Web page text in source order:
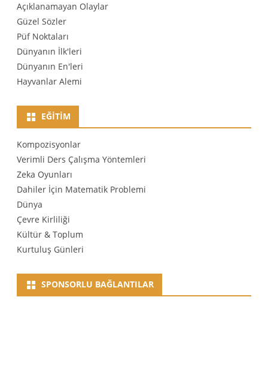
Açıklanamayan Olaylar
Güzel Sözler
Püf Noktaları
Dünyanın İlk'leri
Dünyanın En'leri
Hayvanlar Alemi
EĞITIM
Kompozisyonlar
Verimli Ders Çalışma Yöntemleri
Zeka Oyunları
Dahiler İçin Matematik Problemi
Dünya
Çevre Kirliliği
Kültür & Toplum
Kurtuluş Günleri
SPONSORLU BAĞLANTILAR